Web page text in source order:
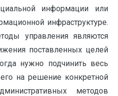
информации или
инфраструктуре.
управления являются
поставленных целей
нужно подчинить весь
на решение конкретной
методов